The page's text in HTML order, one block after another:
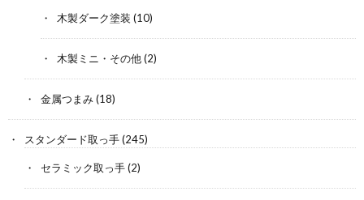
木製ダーク塗装 (10)
木製ミニ・その他(2)
金属つまみ(18)
スタンダード取っ手(245)
セラミック取っ手(2)